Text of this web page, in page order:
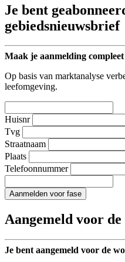
Je bent
gebiedsnieuwsbrief
Maak je aanmelding compleet
Op basis van marktanalyse
leefomgeving.
Huisnr
Tvg
Straatnaam
Plaats
Telefoonnummer
Aanmelden voor fase
Aangemeld voor de
Je bent aangemeld voor de